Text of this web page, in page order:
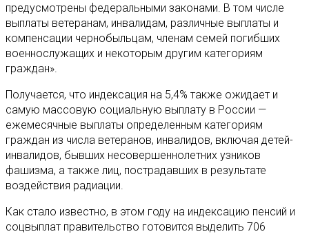
предусмотрены федеральными законами. В том числе
выплаты ветеранам, инвалидам, различные выплаты и
компенсации чернобыльцам, членам семей погибших
военнослужащих и некоторым другим категориям
граждан».
Получается, что индексация на 5,4% также ожидает и
самую массовую социальную выплату в России —
ежемесячные выплаты определенным категориям
граждан из числа ветеранов, инвалидов, включая детей-
инвалидов, бывших несовершеннолетних узников
фашизма, а также лиц, пострадавших в результате
воздействия радиации.
Как стало известно, в этом году на индексацию пенсий и
соцвыплат правительство готовится выделить 706